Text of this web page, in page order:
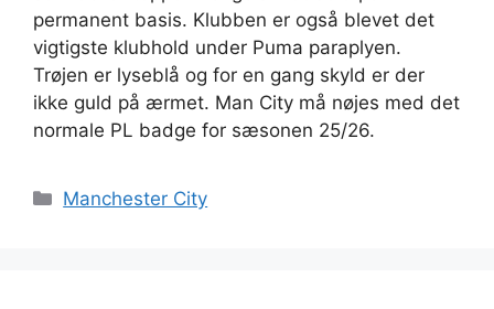
permanent basis. Klubben er også blevet det
vigtigste klubhold under Puma paraplyen.
Trøjen er lyseblå og for en gang skyld er der
ikke guld på ærmet. Man City må nøjes med det
normale PL badge for sæsonen 25/26.
Kategorier
Manchester City